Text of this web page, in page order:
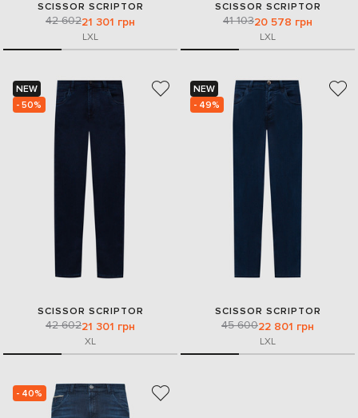
SCISSOR SCRIPTOR
42 60221 301 грн
LXL
SCISSOR SCRIPTOR
41 10320 578 грн
LXL
NEW
- 50%
SCISSOR SCRIPTOR
42 60221 301 грн
XL
NEW
- 49%
SCISSOR SCRIPTOR
45 60022 801 грн
LXL
- 40%